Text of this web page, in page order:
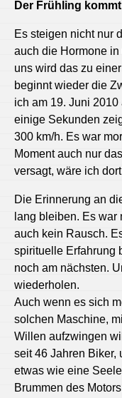
Der Frühling kommt
Es steigen nicht nur
auch die Hormone
uns wird das zu
beginnt wieder die
ich am 19. Juni
einige Sekunden
300 km/h. Es war
Moment auch nur
versagt, wäre ich
Die Erinnerung an
lang bleiben. Es
auch kein Rausch.
spirituelle Erfahrung
noch am nächsten.
wiederholen.
Auch wenn es sich
solchen Maschine,
Willen aufzwingen
seit 46 Jahren Biker,
etwas wie eine
Brummen des